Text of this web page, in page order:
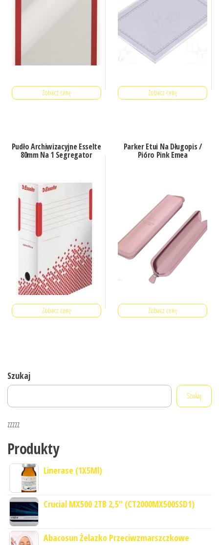
Zobacz cenę Zobacz cenę
Pudło Archiwizacyjne Esselte
80mm Na 1 Segregator
Zobacz cenę
Parker Etui Na Długopis /
Pióro Pink Emea
Zobacz cenę
Szukaj
Szukaj
zzzzz
Produkty
Linerase (1X5Ml)
Crucial MX500 2TB 2,5" (CT2000MX500SSD1)
Abacosun Żelazko Przeciwzmarszczkowe